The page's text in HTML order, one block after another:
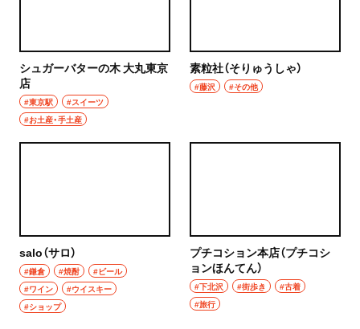
シュガーバターの木 大丸東京
店
#東京駅
#スイーツ
#お土産・手土産
素粒社（そりゅうしゃ）
#藤沢 #その他
salo（サロ）
#鎌倉 #焼酎
#ビール
#ワイン
#ウイスキー
#ショップ
プチコション本店（プチコシ
ョンほんてん）
#下北沢 #街歩き
#古着
#旅行